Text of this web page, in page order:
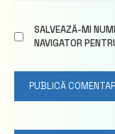
SALVEAZĂ-MI
NAVIGATOR